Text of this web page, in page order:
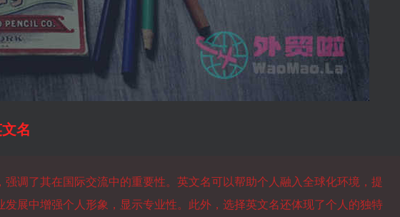
名
强调了其在国际交流中的重要性。英文名可以帮助个人融入全球化环境，提
发展中增强个人形象，显示专业性。此外，选择英文名还体现了个人的独特